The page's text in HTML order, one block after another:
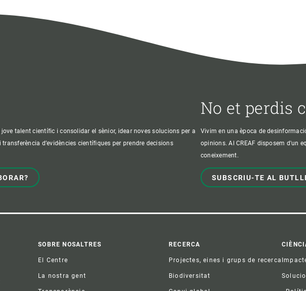
talent científic i consolidar el sènior, idear noves solucions per a
d’evidències científiques per prendre decisions
No et perdis
Vivim en una època de
opinions. Al CREAF disposem d'un
coneixement.
SUBSCRIU-TE AL
Footer
SOBRE NOSALTRES
El Centre
La nostra gent
RECERCA
Projectes, eines i grups de recerca
Biodiversitat